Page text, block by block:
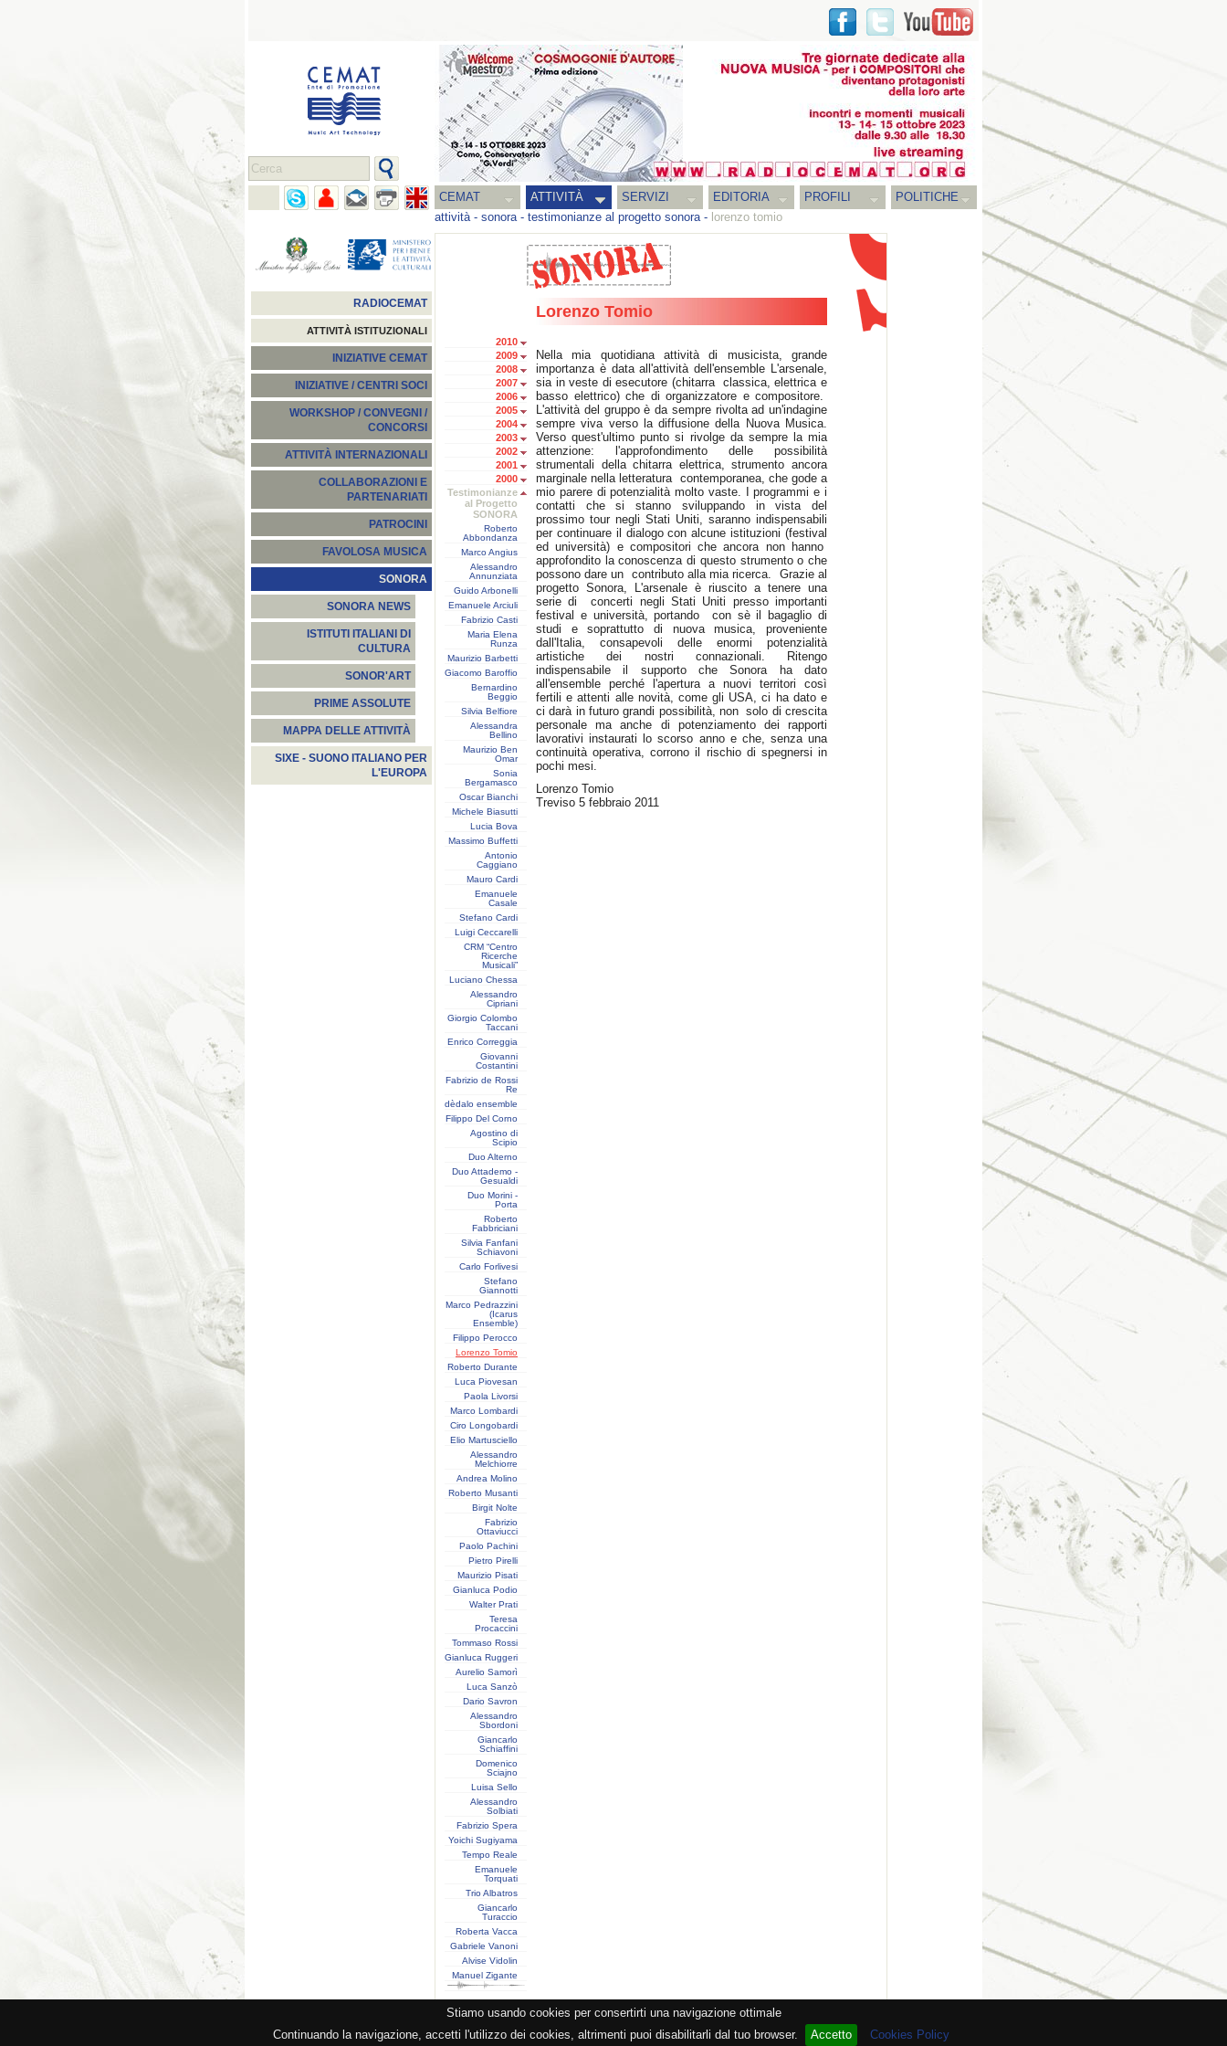
Stiamo usando cookies per consertirti una navigazione ottimale
Continuando la navigazione, accetti l'utilizzo dei cookies, altrimenti puoi disabilitarli dal tuo browser.
Accetto Cookies Policy
CEMAT ATTIVITÀ SERVIZI EDITORIA PROFILI
POLITICHE
attività- sonora- testimonianze al progetto sonora- lorenzo tomio
RADIOCEMAT
ATTIVITÀ ISTITUZIONALI
INIZIATIVE CEMAT
INIZIATIVE / CENTRI SOCI
WORKSHOP / CONVEGNI /
CONCORSI
ATTIVITÀ INTERNAZIONALI
COLLABORAZIONI E
PARTENARIATI
PATROCINI
FAVOLOSA MUSICA
SONORA
SONORA NEWS
ISTITUTI ITALIANI DI
CULTURA
SONOR'ART
PRIME ASSOLUTE
MAPPA DELLE ATTIVITÀ
SIXE - SUONO ITALIANO PER
L'EUROPA
2010
2009
2008
2007
2006
2005
2004
2003
2002
2001
2000
Testimonianze
al Progetto
SONORA
Roberto
Abbondanza
Marco Angius
Alessandro
Annunziata
Guido Arbonelli
Emanuele Arciuli
Fabrizio Casti
Maria Elena
Runza
Maurizio Barbetti
Giacomo Baroffio
Bernardino
Beggio
Silvia Belfiore
Alessandra
Bellino
Maurizio Ben
Omar
Sonia
Bergamasco
Oscar Bianchi
Michele Biasutti
Lucia Bova
Massimo Buffetti
Antonio
Caggiano
Mauro Cardi
Emanuele
Casale
Stefano Cardi
Luigi Ceccarelli
CRM “Centro
Ricerche
Musicali”
Luciano Chessa
Alessandro
Cipriani
Giorgio Colombo
Taccani
Enrico Correggia
Giovanni
Costantini
Fabrizio de Rossi
Re
dèdalo ensemble
Filippo Del Corno
Agostino di
Scipio
Duo Alterno
Duo Attademo -
Gesualdi
Duo Morini -
Porta
Roberto
Fabbriciani
Silvia Fanfani
Schiavoni
Carlo Forlivesi
Stefano
Giannotti
Marco Pedrazzini
(Icarus
Ensemble)
Filippo Perocco
Lorenzo Tomio
Roberto Durante
Luca Piovesan
Paola Livorsi
Marco Lombardi
Ciro Longobardi
Elio Martusciello
Alessandro
Melchiorre
Andrea Molino
Roberto Musanti
Birgit Nolte
Fabrizio
Ottaviucci
Paolo Pachini
Pietro Pirelli
Maurizio Pisati
Gianluca Podio
Walter Prati
Teresa
Procaccini
Tommaso Rossi
Gianluca Ruggeri
Aurelio Samorì
Luca Sanzò
Dario Savron
Alessandro
Sbordoni
Giancarlo
Schiaffini
Domenico
Sciajno
Luisa Sello
Alessandro
Solbiati
Fabrizio Spera
Yoichi Sugiyama
Tempo Reale
Emanuele
Torquati
Trio Albatros
Giancarlo
Turaccio
Roberta Vacca
Gabriele Vanoni
Alvise Vidolin
Manuel Zigante
Lorenzo Tomio
Nella mia quotidiana attività di musicista, grande
importanza è data all'attività dell'ensemble L'arsenale,
sia in veste di esecutore (chitarra classica, elettrica e
basso elettrico) che di organizzatore e compositore.
L'attività del gruppo è da sempre rivolta ad un'indagine
sempre viva verso la diffusione della Nuova Musica.
Verso quest'ultimo punto si rivolge da sempre la mia
attenzione: l'approfondimento delle possibilità
strumentali della chitarra elettrica, strumento ancora
marginale nella letteratura contemporanea, che gode a
mio parere di potenzialità molto vaste. I programmi e i
contatti che si stanno sviluppando in vista del
prossimo tour negli Stati Uniti, saranno indispensabili
per continuare il dialogo con alcune istituzioni (festival
ed università) e compositori che ancora non hanno
approfondito la conoscenza di questo strumento o che
possono dare un contributo alla mia ricerca. Grazie al
progetto Sonora, L'arsenale è riuscito a tenere una
serie di concerti negli Stati Uniti presso importanti
festival e università, portando con sè il bagaglio di
studi e soprattutto di nuova musica, proveniente
dall'Italia, consapevoli delle enormi potenzialità
artistiche dei nostri connazionali. Ritengo
indispensabile il supporto che Sonora ha dato
all'ensemble perché l'apertura a nuovi territori così
fertili e attenti alle novità, come gli USA, ci ha dato e
ci darà in futuro grandi possibilità, non solo di crescita
personale ma anche di potenziamento dei rapporti
lavorativi instaurati lo scorso anno e che, senza una
continuità operativa, corrono il rischio di spegnersi in
pochi mesi.
Lorenzo Tomio
Treviso 5 febbraio 2011
- PI 05362381005 - Lic. SIAE 2552/1/2523 - Visitatore # 93.918.280